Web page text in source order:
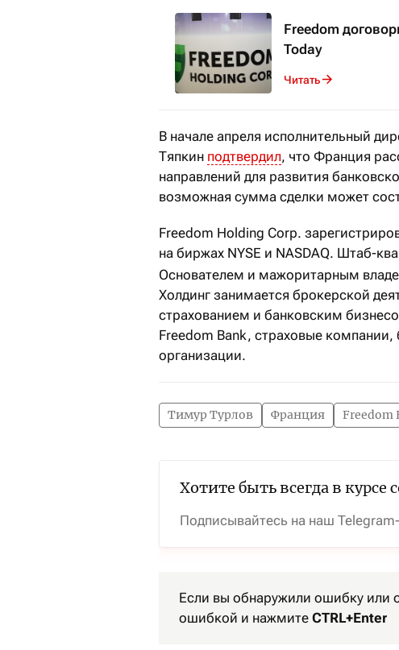
Freedom
Today
Читать
В начале апреля исполнительный
Тяпкин подтвердил, что Франция
направлений для развития
возможная сумма сделки может
Freedom Holding Corp.
на биржах NYSE и NASDAQ. Штаб-
Основателем и мажоритарным
Холдинг занимается брокерской
страхованием и банковским
Freedom Bank, страховые
организации.
Тимур Турлов Франция Freedom
Хотите быть всегда в курсе
Подписывайтесь на наш
Если вы обнаружили ошибку или
ошибкой и нажмите CTRL+Enter